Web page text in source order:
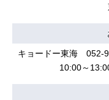
キョードー東海 052-
10:00～